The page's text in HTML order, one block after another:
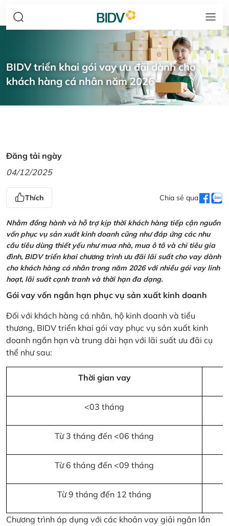
BIDV triển khai gói vay ưu đãi dành cho
khách hàng cá nhân năm 2026
Đăng tải ngày
04/12/2025
Thích Chia sẻ qua
Nhằm đồng hành và hỗ trợ kịp thời khách hàng tiếp cận nguồn
vốn phục vụ sản xuất kinh doanh cũng như đáp ứng các nhu
cầu tiêu dùng thiết yếu như mua nhà, mua ô tô và chi tiêu gia
đình, BIDV triển khai chương trình ưu đãi lãi suất cho vay dành
cho khách hàng cá nhân trong năm 2026 với nhiều gói vay linh
hoạt, lãi suất cạnh tranh và thời hạn đa dạng.
Gói vay vốn ngắn hạn phục vụ sản xuất kinh doanh
Đối với khách hàng cá nhân, hộ kinh doanh và tiểu
thương, BIDV triển khai gói vay phục vụ sản xuất kinh
doanh ngắn hạn và trung dài hạn với lãi suất ưu đãi cụ
thể như sau:
Thời gian vay
<03 tháng
Từ 3 tháng đến <06 tháng
Từ 6 tháng đến <09 tháng
Từ 9 tháng đến 12 tháng
Chương trình áp dụng với các khoản vay giải ngân lần